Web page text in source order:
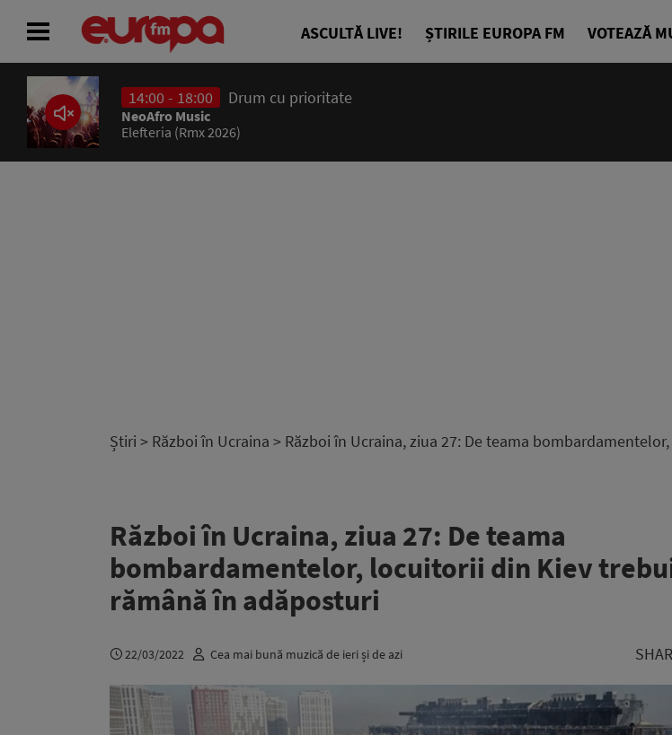
ASCULTĂ LIVE! ȘTIRILE EUROPA FM VOTEAZĂ
14:00 - 18:00 Drum cu prioritate
NeoAfro Music
Elefteria (Rmx 2026)
Știri > Război în Ucraina > Război în Ucraina, ziua 27: De teama
Război în Ucraina, ziua 27: De teama
bombardamentelor, locuitorii din Kiev
rămână în adăposturi
22/03/2022 Cea mai bună muzică de ieri și de azi
ACASĂ
ȘTIRI